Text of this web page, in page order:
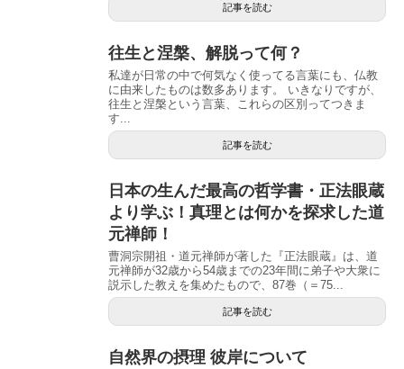
記事を読む
往生と涅槃、解脱って何？
私達が日常の中で何気なく使ってる言葉にも、仏教
に由来したものは数多あります。 いきなりですが、
往生と涅槃という言葉、これらの区別ってつきま
す...
記事を読む
日本の生んだ最高の哲学書・正法眼蔵
より学ぶ！真理とは何かを探求した道
元禅師！
曹洞宗開祖・道元禅師が著した『正法眼蔵』は、道
元禅師が32歳から54歳までの23年間に弟子や大衆に
説示した教えを集めたもので、87巻（＝75...
記事を読む
自然界の摂理 彼岸について